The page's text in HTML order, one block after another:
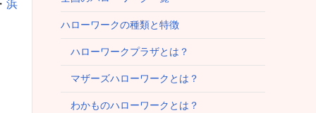
浜
ハローワークの種類と特徴
ハローワークプラザとは？
マザーズハローワークとは？
わかものハローワークとは？